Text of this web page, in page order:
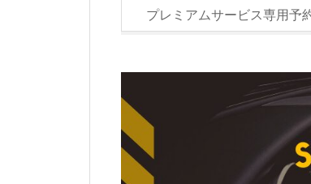
プレミアムサービス専用予